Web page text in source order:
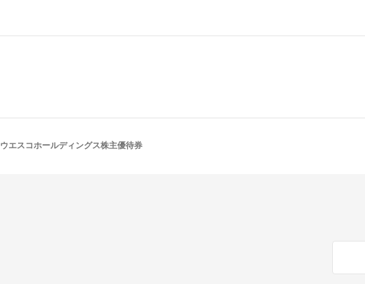
ウエスコホールディングス株主優待券